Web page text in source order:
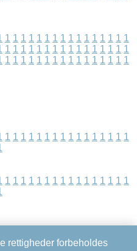
1 1 1 1 1 1 1 1 1 1 1 1 1 1 1 1
1 1 1 1 1 1 1 1 1 1 1 1 1 1 1 1
1 1 1 1 1 1 1 1 1 1 1 1 1 1 1 1
1 1 1 1 1 1 1 1 1 1 1 1 1 1 1 1
1 1 1 1 1 1 1 1 1 1 1 1 1 1 1 1
rettigheder forbeholdes